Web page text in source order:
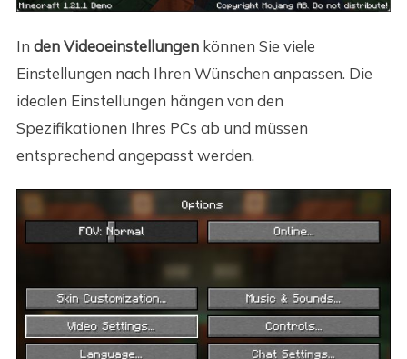
In den Videoeinstellungenkönnen Sie viele
Einstellungen nach Ihren Wünschen anpassen. Die
idealen Einstellungen hängen von den
Spezifikationen Ihres PCs ab und müssen
entsprechend angepasst werden.